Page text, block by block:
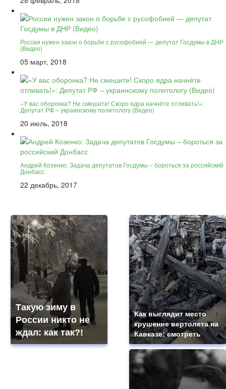
России нужен закон о борьбе с русофобией — депутат Госдумы в ДНР
(Видео)
05 март, 2018
«У вас оборонка? Не смешите! Скоро ядра начнёте отливать!»:
Депутат РФ – украинскому политологу (Видео)
20 июль, 2018
Андрей Козенко: Задача депутатов Госдумы – бороться за российский
Донбасс
22 декабрь, 2017
Такую зиму в
России никто не
ждал: как так?!
Как выглядит место
крушение вертолета на
Кавказе: смотреть